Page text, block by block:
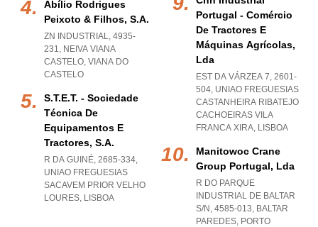
Abílio Rodrigues
Peixoto & Filhos, S.a.
ZN INDUSTRIAL, 4935-
231, NEIVA VIANA
CASTELO, VIANA DO
CASTELO
S.t.e.t. - Sociedade
Técnica De
Equipamentos E
Tractores, S.a.
R DA GUINÉ, 2685-334,
UNIAO FREGUESIAS
SACAVEM PRIOR VELHO
LOURES, LISBOA
Portugal - Comércio
De Tractores E
Máquinas Agrícolas,
Lda
EST DA VÁRZEA 7, 2601-
504, UNIAO FREGUESIAS
CASTANHEIRA RIBATEJO
CACHOEIRAS VILA
FRANCA XIRA, LISBOA
Manitowoc Crane
Group Portugal, Lda
R DO PARQUE
INDUSTRIAL DE BALTAR
S/N, 4585-013, BALTAR
PAREDES, PORTO